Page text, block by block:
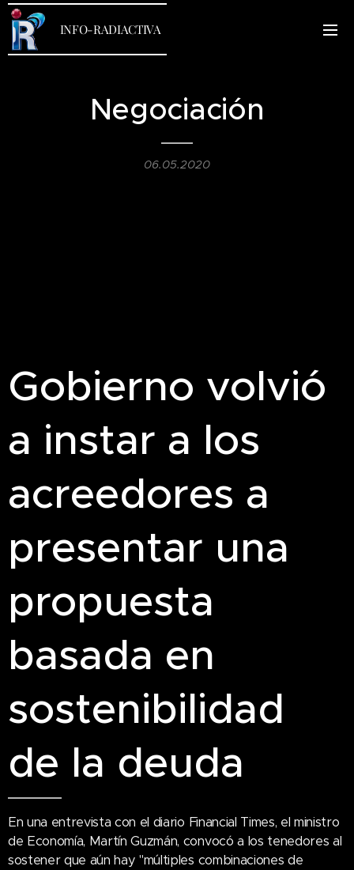
INFO-RADIACTIVA
Negociación
06.05.2020
Gobierno volvió
a instar a los
acreedores a
presentar una
propuesta
basada en
sostenibilidad
de la deuda
En una entrevista con el diario Financial Times, el ministro
de Economía, Martín Guzmán, convocó a los tenedores al
sostener que aún hay "múltiples combinaciones de